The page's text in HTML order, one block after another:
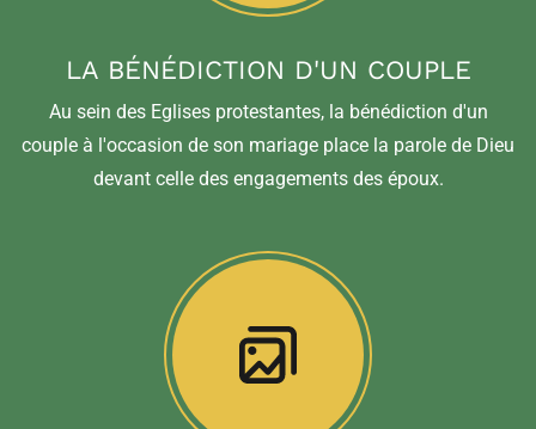
LA BÉNÉDICTION D'UN COUPLE
Au sein des Eglises protestantes, la bénédiction d'un
couple à l'occasion de son mariage place la parole de Dieu
devant celle des engagements des époux.